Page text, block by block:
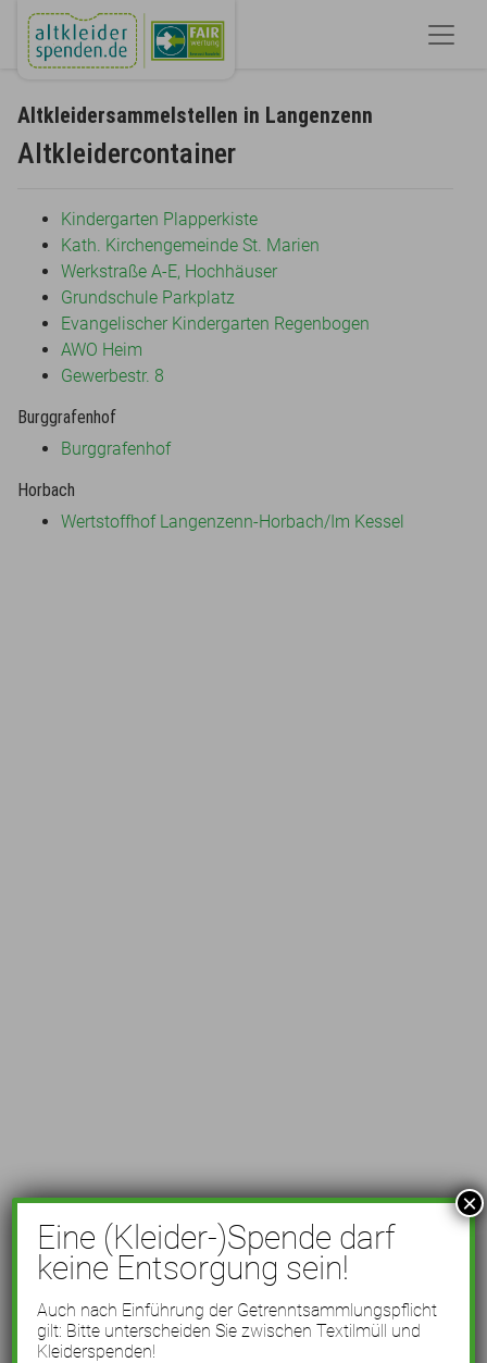
Altkleidersammelstellen in Langenzenn
Altkleidercontainer
Kindergarten Plapperkiste
Kath. Kirchengemeinde St. Marien
Werkstraße A-E, Hochhäuser
Grundschule Parkplatz
Evangelischer Kindergarten Regenbogen
AWO Heim
Gewerbestr. 8
Burggrafenhof
Burggrafenhof
Horbach
Wertstoffhof Langenzenn-Horbach/Im Kessel
Eine (Kleider-)Spende darf
keine Entsorgung sein!
Auch nach Einführung der Getrenntsammlungspflicht
gilt: Bitte unterscheiden Sie zwischen Textilmüll und
Kleiderspenden!
×